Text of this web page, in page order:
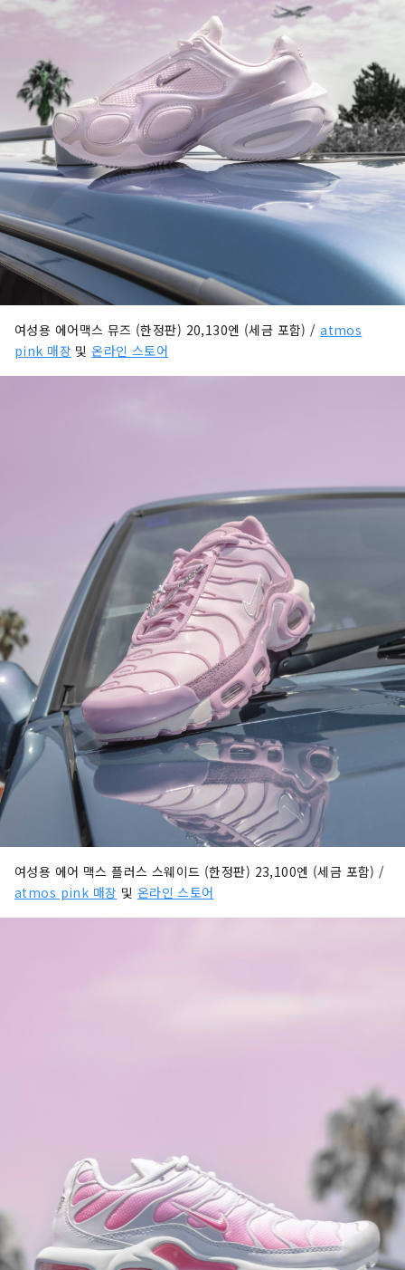
여성용 에어맥스 뮤즈 (한정판) 20,130엔 (세금 포함) /atmos
pink 매장 및온라인 스토어
여성용 에어 맥스 플러스 스웨이드 (한정판) 23,100엔 (세금 포함) /
atmos pink 매장 및 온라인 스토어